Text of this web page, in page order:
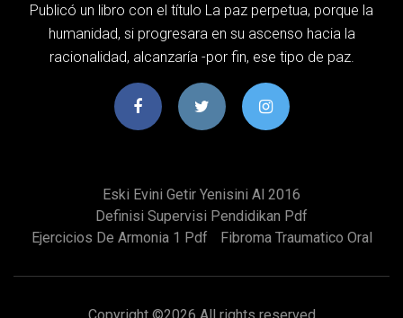
Publicó un libro con el título La paz perpetua, porque la
humanidad, si progresara en su ascenso hacia la
racionalidad, alcanzaría -por fin, ese tipo de paz.
Eski Evini Getir Yenisini Al 2016
Definisi Supervisi Pendidikan Pdf
Ejercicios De Armonia 1 Pdf
Fibroma Traumatico Oral